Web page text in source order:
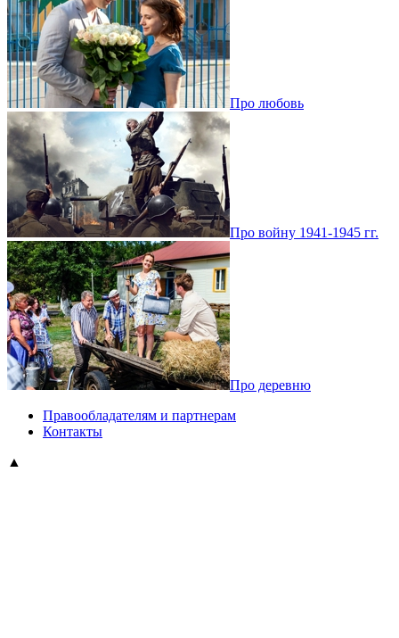
Про любовь
Про войну 1941-1945 гг.
Про деревню
Правообладателям и партнерам
Контакты
▲